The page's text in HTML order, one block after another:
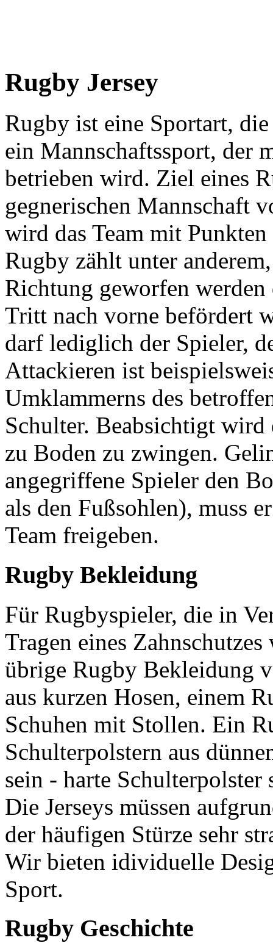
Rugby Jersey
Rugby ist eine Sportart,
ein Mannschaftssport, der
betrieben wird. Ziel eines
gegnerischen Mannschaft
wird das Team mit
Rugby zählt unter
Richtung geworfen
Tritt nach vorne befördert
darf lediglich der Spieler,
Attackieren ist
Umklammerns des
Schulter. Beabsichtigt
zu Boden zu zwingen.
angegriffene Spieler den
als den Fußsohlen), muss
Team freigeben.
Rugby Bekleidung
Für Rugbyspieler, die in
Tragen eines
übrige Rugby Bekleidung
aus kurzen Hosen, einem
Schuhen mit Stollen. Ein
Schulterpolstern aus
sein - harte
Die Jerseys müssen
der häufigen Stürze sehr
Wir bieten idividuelle
Sport.
Rugby Geschichte